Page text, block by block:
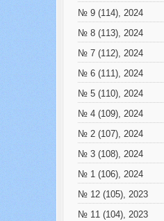
№ 9 (114), 2024
№ 8 (113), 2024
№ 7 (112), 2024
№ 6 (111), 2024
№ 5 (110), 2024
№ 4 (109), 2024
№ 2 (107), 2024
№ 3 (108), 2024
№ 1 (106), 2024
№ 12 (105), 2023
№ 11 (104), 2023